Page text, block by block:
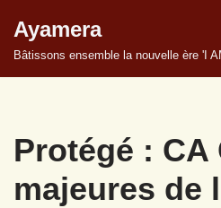
Aller
Ayamera
Bâtissons ensemble la nouvelle ère 'I
Protégé : CA
majeures de